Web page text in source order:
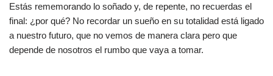
Estás rememorando lo soñado y, de repente, no recuerdas el
final: ¿por qué? No recordar un sueño en su totalidad está ligado
a nuestro futuro, que no vemos de manera clara pero que
depende de nosotros el rumbo que vaya a tomar.